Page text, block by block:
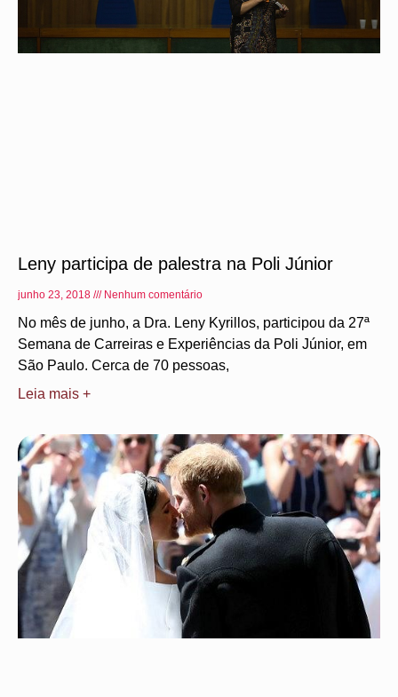
Leny participa de palestra na Poli Júnior
junho 23, 2018 Nenhum comentário
No mês de junho, a Dra. Leny Kyrillos, participou da 27ª
Semana de Carreiras e Experiências da Poli Júnior, em
São Paulo. Cerca de 70 pessoas,
Leia mais +